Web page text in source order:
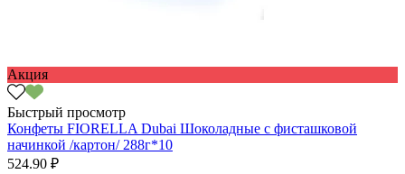
Акция
Быстрый просмотр
Конфеты FIORELLA Dubai Шоколадные с фисташковой
начинкой /картон/ 288г*10
524.90 ₽